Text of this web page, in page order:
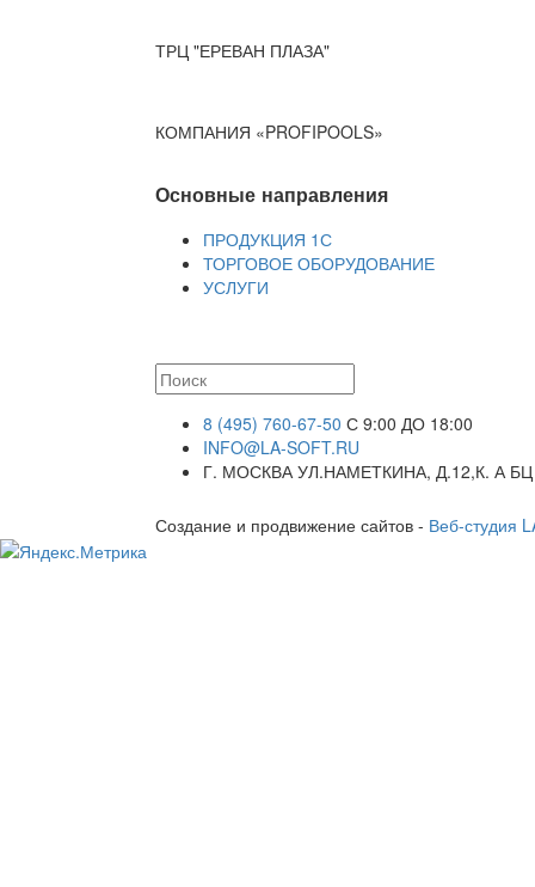
ТРЦ "ЕРЕВАН ПЛАЗА"
КОМПАНИЯ «PROFIPOOLS»
Основные направления
ПРОДУКЦИЯ 1С
ТОРГОВОЕ ОБОРУДОВАНИЕ
УСЛУГИ
8 (495) 760-67-50 С 9:00 ДО 18:00
INFO@LA-SOFT.RU
Г. МОСКВА УЛ.НАМЕТКИНА, Д.12,К. А
Создание и продвижение сайтов - Веб-студия